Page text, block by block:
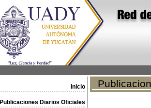
Inicio
Publicaciones Diarios Oficiales